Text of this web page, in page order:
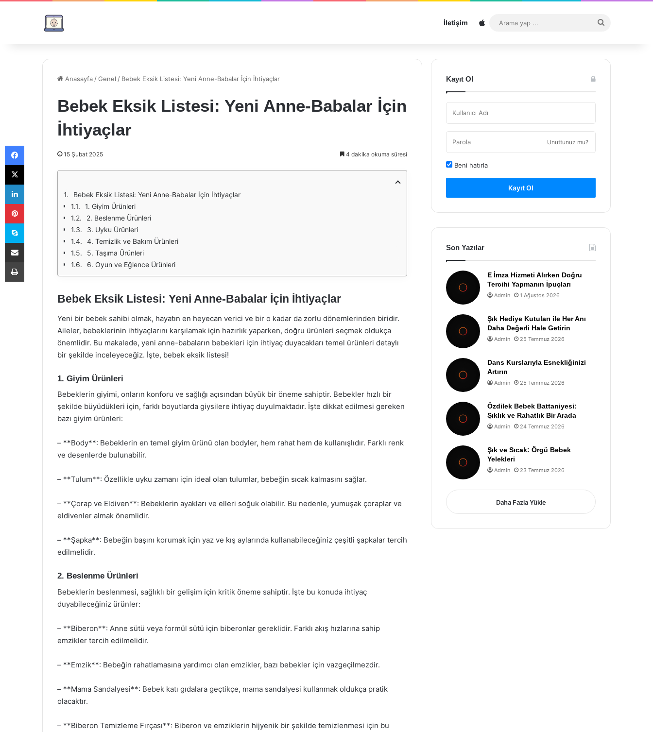
İletişim Sitemap
...
Anasayfa /Genel / Bebek Eksik Listesi: Yeni Anne-Babalar İçin İhtiyaçlar
Bebek Eksik Listesi: Yeni Anne-Babalar İçin
İhtiyaçlar
15 Şubat 2025 4 dakika okuma süresi
Bebek Eksik Listesi: Yeni Anne-Babalar İçin İhtiyaçlar
1. Giyim Ürünleri
2. Beslenme Ürünleri
3. Uyku Ürünleri
4. Temizlik ve Bakım Ürünleri
5. Taşıma Ürünleri
6. Oyun ve Eğlence Ürünleri
Bebek Eksik Listesi: Yeni Anne-Babalar İçin İhtiyaçlar
Yeni bir bebek sahibi olmak, hayatın en heyecan verici ve bir o kadar da zorlu dönemlerinden biridir.
Aileler, bebeklerinin ihtiyaçlarını karşılamak için hazırlık yaparken, doğru ürünleri seçmek oldukça
önemlidir. Bu makalede, yeni anne-babaların bebekleri için ihtiyaç duyacakları temel ürünleri detaylı
bir şekilde inceleyeceğiz. İşte, bebek eksik listesi!
1. Giyim Ürünleri
Bebeklerin giyimi, onların konforu ve sağlığı açısından büyük bir öneme sahiptir. Bebekler hızlı bir
şekilde büyüdükleri için, farklı boyutlarda giysilere ihtiyaç duyulmaktadır. İşte dikkat edilmesi gereken
bazı giyim ürünleri:
– **Body**: Bebeklerin en temel giyim ürünü olan bodyler, hem rahat hem de kullanışlıdır. Farklı renk
ve desenlerde bulunabilir.
– **Tulum**: Özellikle uyku zamanı için ideal olan tulumlar, bebeğin sıcak kalmasını sağlar.
– **Çorap ve Eldiven**: Bebeklerin ayakları ve elleri soğuk olabilir. Bu nedenle, yumuşak çoraplar ve
eldivenler almak önemlidir.
– **Şapka**: Bebeğin başını korumak için yaz ve kış aylarında kullanabileceğiniz çeşitli şapkalar tercih
edilmelidir.
2. Beslenme Ürünleri
Bebeklerin beslenmesi, sağlıklı bir gelişim için kritik öneme sahiptir. İşte bu konuda ihtiyaç
duyabileceğiniz ürünler:
– **Biberon**: Anne sütü veya formül sütü için biberonlar gereklidir. Farklı akış hızlarına sahip
emzikler tercih edilmelidir.
– **Emzik**: Bebeğin rahatlamasına yardımcı olan emzikler, bazı bebekler için vazgeçilmezdir.
– **Mama Sandalyesi**: Bebek katı gıdalara geçtikçe, mama sandalyesi kullanmak oldukça pratik
olacaktır.
– **Biberon Temizleme Fırçası**: Biberon ve emziklerin hijyenik bir şekilde temizlenmesi için bu
Kayıt Ol
Unuttunuz mu?
Beni hatırla
Kayıt Ol
Son Yazılar
E İmza Hizmeti Alırken Doğru
Tercihi Yapmanın İpuçları
Admin 1 Ağustos 2026
Şık Hediye Kutuları ile Her Anı
Daha Değerli Hale Getirin
Admin 25 Temmuz 2026
Dans Kurslarıyla Esnekliğinizi
Artırın
Admin 25 Temmuz 2026
Özdilek Bebek Battaniyesi:
Şıklık ve Rahatlık Bir Arada
Admin 24 Temmuz 2026
Şık ve Sıcak: Örgü Bebek
Yelekleri
Admin 23 Temmuz 2026
Daha Fazla Yükle
Facebook
X
LinkedIn
Pinterest
Skype
E-Posta ile paylaş